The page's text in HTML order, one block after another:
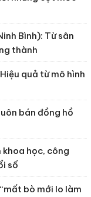
Bình): Từ sân
thành
quả từ mô hình
bán đồng hồ
khoa học, công
số
bò mới lo làm